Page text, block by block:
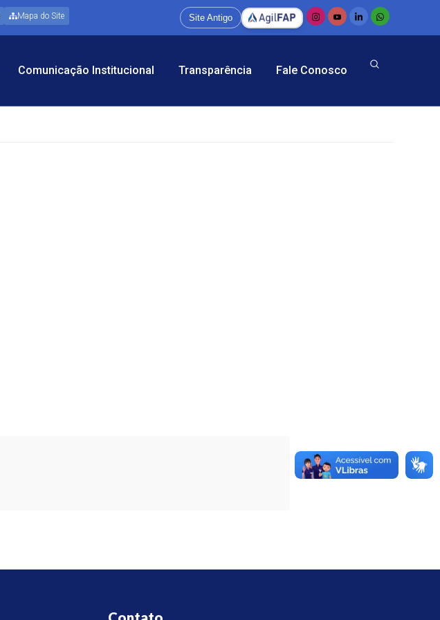
Mapa do Site Site Antigo
Comunicação Institucional Transparência Fale Conosco